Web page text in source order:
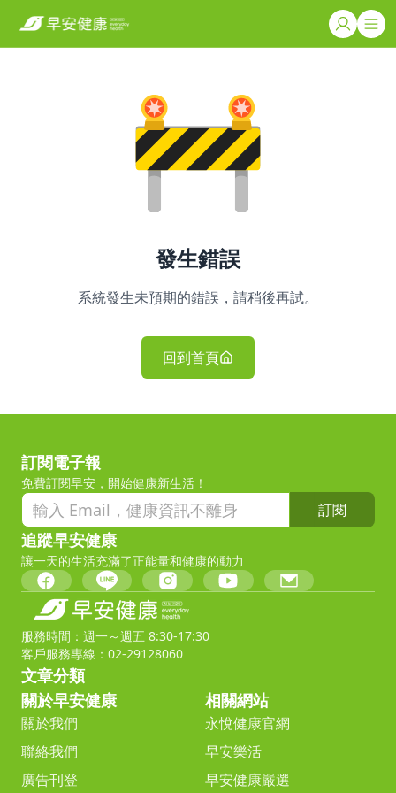
發生錯誤
系統發生未預期的錯誤，請稍後再試。
回到首頁
訂閱電子報
免費訂閱早安，開始健康新生活！
訂閱
追蹤早安健康
讓一天的生活充滿了正能量和健康的動力
服務時間：週一～週五 8:30-17:30
客戶服務專線：02-29128060
文章分類
關於早安健康
關於我們
聯絡我們
廣告刊登
相關網站
永悅健康官網
早安樂活
早安健康嚴選